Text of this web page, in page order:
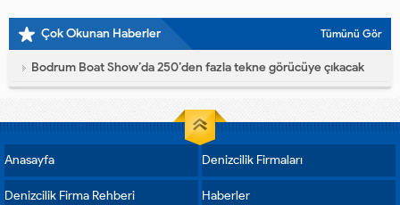
Çok Okunan Haberler Tümünü Gör
Bodrum Boat Show’da 250’den fazla tekne görücüye çıkacak
Anasayfa Denizcilik Firmaları
Denizcilik Firma Rehberi Haberler